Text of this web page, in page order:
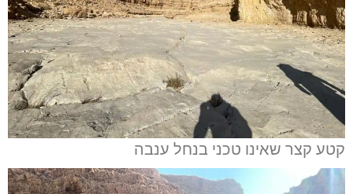
קטע קצר שאינו טכני בנחל ענבה